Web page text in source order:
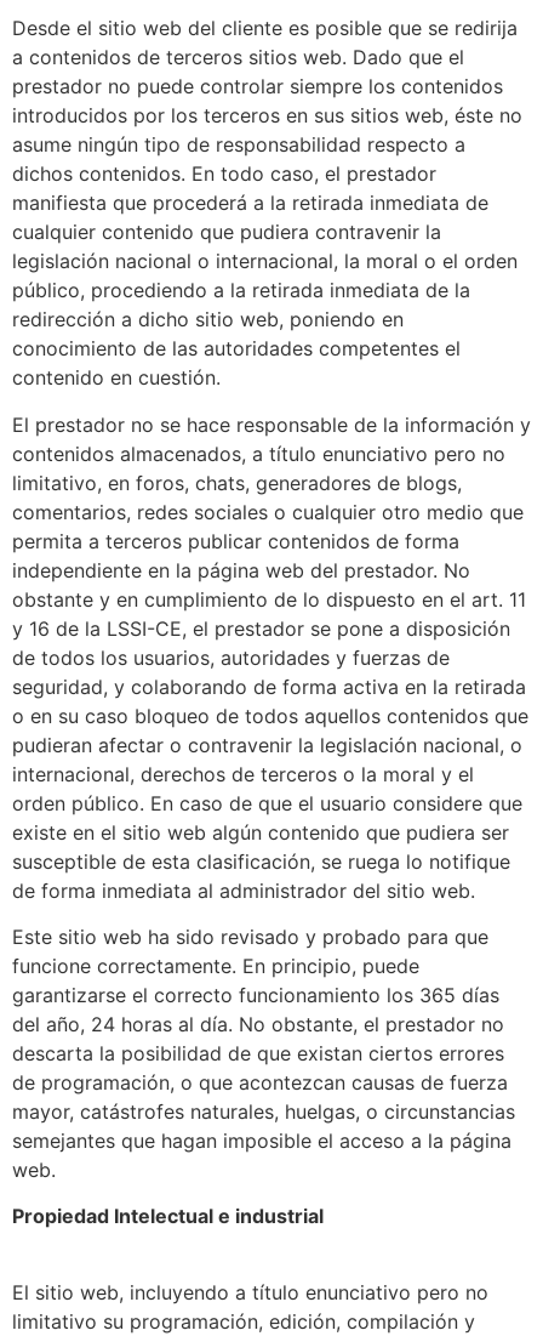
Desde el sitio web del cliente es posible que se redirija
a contenidos de terceros sitios web. Dado que el
prestador no puede controlar siempre los contenidos
introducidos por los terceros en sus sitios web, éste no
asume ningún tipo de responsabilidad respecto a
dichos contenidos. En todo caso, el prestador
manifiesta que procederá a la retirada inmediata de
cualquier contenido que pudiera contravenir la
legislación nacional o internacional, la moral o el orden
público, procediendo a la retirada inmediata de la
redirección a dicho sitio web, poniendo en
conocimiento de las autoridades competentes el
contenido en cuestión.
El prestador no se hace responsable de la información y
contenidos almacenados, a título enunciativo pero no
limitativo, en foros, chats, generadores de blogs,
comentarios, redes sociales o cualquier otro medio que
permita a terceros publicar contenidos de forma
independiente en la página web del prestador. No
obstante y en cumplimiento de lo dispuesto en el art. 11
y 16 de la LSSI-CE, el prestador se pone a disposición
de todos los usuarios, autoridades y fuerzas de
seguridad, y colaborando de forma activa en la retirada
o en su caso bloqueo de todos aquellos contenidos que
pudieran afectar o contravenir la legislación nacional, o
internacional, derechos de terceros o la moral y el
orden público. En caso de que el usuario considere que
existe en el sitio web algún contenido que pudiera ser
susceptible de esta clasificación, se ruega lo notifique
de forma inmediata al administrador del sitio web.
Este sitio web ha sido revisado y probado para que
funcione correctamente. En principio, puede
garantizarse el correcto funcionamiento los 365 días
del año, 24 horas al día. No obstante, el prestador no
descarta la posibilidad de que existan ciertos errores
de programación, o que acontezcan causas de fuerza
mayor, catástrofes naturales, huelgas, o circunstancias
semejantes que hagan imposible el acceso a la página
web.
Propiedad Intelectual e industrial
El sitio web, incluyendo a título enunciativo pero no
limitativo su programación, edición, compilación y